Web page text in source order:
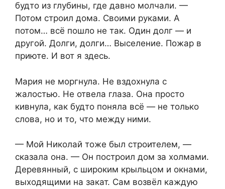
будто из глубины, где давно молчали. —
Потом строил дома. Своими руками. А
потом… всё пошло не так. Один долг — и
другой. Долги, долги… Выселение. Пожар в
приюте. И вот я здесь.
Мария не моргнула. Не вздохнула с
жалостью. Не отвела глаза. Она просто
кивнула, как будто поняла всё — не только
слова, но и то, что между ними.
— Мой Николай тоже был строителем, —
сказала она. — Он построил дом за холмами.
Деревянный, с широким крыльцом и окнами,
выходящими на закат. Сам возвёл каждую